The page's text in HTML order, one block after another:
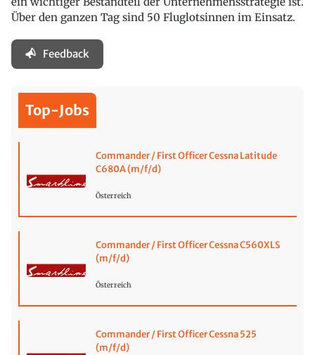
Über den ganzen Tag sind 50 Fluglotsinnen im Einsatz.
Feedback
Top-Jobs
Commander / First Officer Cessna Latitude
C680A (m/f/d)
Österreich
Commander / First Officer Cessna C560XLS
(m/f/d)
Österreich
Commander / First Officer Cessna 525
(m/f/d)